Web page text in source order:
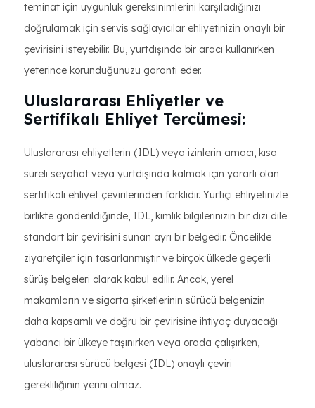
teminat için uygunluk gereksinimlerini karşıladığınızı
doğrulamak için servis sağlayıcılar ehliyetinizin onaylı bir
çevirisini isteyebilir. Bu, yurtdışında bir aracı kullanırken
yeterince korunduğunuzu garanti eder.
Uluslararası Ehliyetler ve
Sertifikalı Ehliyet Tercümesi:
Uluslararası ehliyetlerin (IDL) veya izinlerin amacı, kısa
süreli seyahat veya yurtdışında kalmak için yararlı olan
sertifikalı ehliyet çevirilerinden farklıdır. Yurtiçi ehliyetinizle
birlikte gönderildiğinde, IDL, kimlik bilgilerinizin bir dizi dile
standart bir çevirisini sunan ayrı bir belgedir. Öncelikle
ziyaretçiler için tasarlanmıştır ve birçok ülkede geçerli
sürüş belgeleri olarak kabul edilir. Ancak, yerel
makamların ve sigorta şirketlerinin sürücü belgenizin
daha kapsamlı ve doğru bir çevirisine ihtiyaç duyacağı
yabancı bir ülkeye taşınırken veya orada çalışırken,
uluslararası sürücü belgesi (IDL) onaylı çeviri
gerekliliğinin yerini almaz.